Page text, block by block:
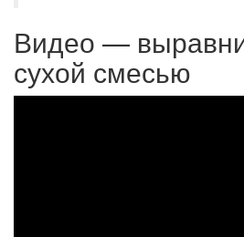
Видео —
сухой смесью